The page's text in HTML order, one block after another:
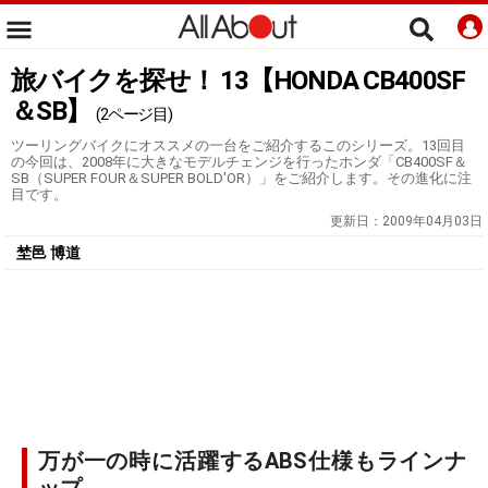
旅バイクを探せ！ 13【HONDA CB400SF
＆SB】
(2ページ目)
ツーリングバイクにオススメの一台をご紹介するこのシリーズ。13回目
の今回は、2008年に大きなモデルチェンジを行ったホンダ「CB400SF＆
SB（SUPER FOUR＆SUPER BOLD'OR）」をご紹介します。その進化に注
目です。
更新日： 2009年04月03日
埜邑 博道
万が一の時に活躍するABS仕様もラインナ